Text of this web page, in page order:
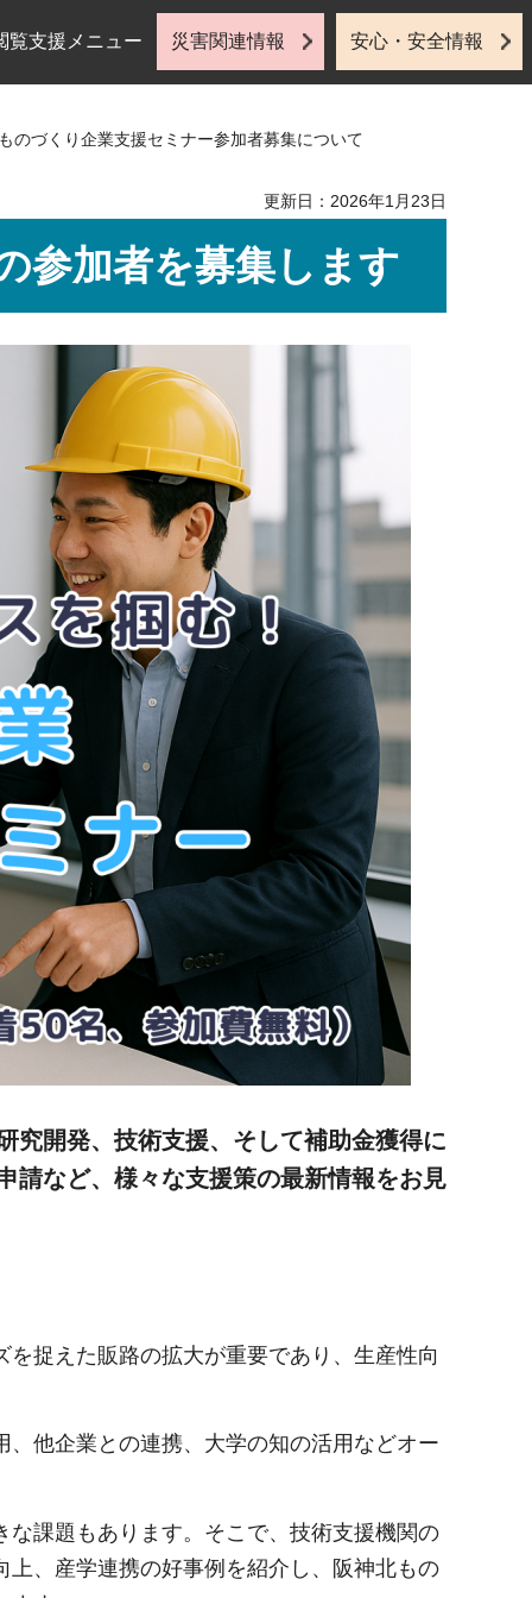
覧支援メニュー 災害関連情報 安心・安全情報
のづくり企業支援セミナー参加者募集について
更新日：2026年1月23日
参加者を募集します
究開発、技術支援、そして補助金獲得に
請など、様々な支援策の最新情報をお見
捉えた販路の拡大が重要であり、生産性向
他企業との連携、大学の知の活用などオー
課題もあります。そこで、技術支援機関の
、産学連携の好事例を紹介し、阪神北もの